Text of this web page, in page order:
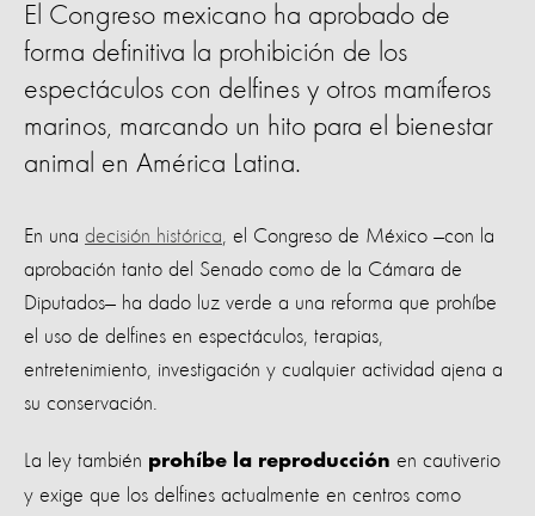
El Congreso mexicano ha aprobado de
forma definitiva la prohibición de los
espectáculos con delfines y otros mamíferos
marinos, marcando un hito para el bienestar
animal en América Latina.
En una decisión histórica , el Congreso de México —con la
aprobación tanto del Senado como de la Cámara de
Diputados— ha dado luz verde a una reforma que prohíbe
el uso de delfines en espectáculos, terapias,
entretenimiento, investigación y cualquier actividad ajena a
su conservación.
La ley también prohíbe la reproducción en cautiverio
y exige que los delfines actualmente en centros como